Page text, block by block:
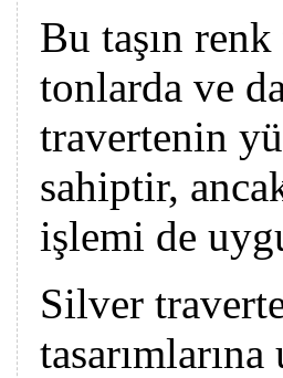
Bu taşın
tonlarda ve
travertenin
sahiptir,
işlemi de
Silver